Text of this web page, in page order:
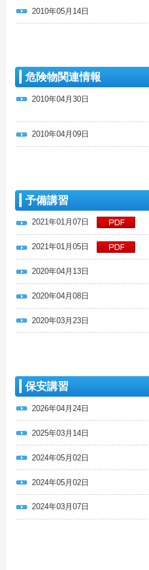
2010年05月14日
危険物関連情報
2010年04月30日
2010年04月09日
予備講習
2021年01月07日
2021年01月05日
2020年04月13日
2020年04月08日
2020年03月23日
保安講習
2026年04月24日
2025年03月14日
2024年05月02日
2024年05月02日
2024年03月07日